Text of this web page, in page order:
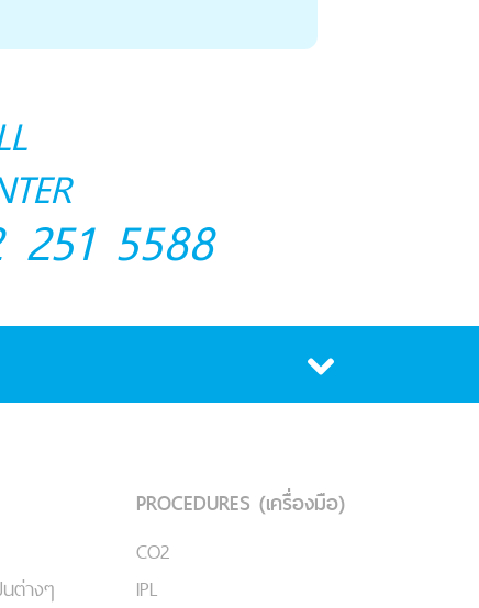
251 5588
ต่างๆ
PROCEDURES (เครื่องมือ)
CO2
IPL